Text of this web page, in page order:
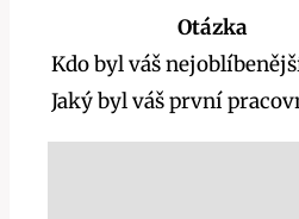
Otázka
Kdo byl váš
Jaký byl váš první